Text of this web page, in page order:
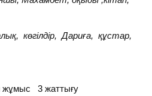
көгілдір, Дариға, құстар,
3 жаттығу